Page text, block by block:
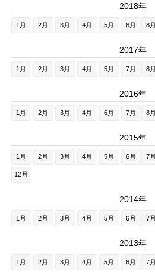
2018年
1月 2月 3月 4月 5月 6月 8月
2017年
1月 2月 3月 4月 5月 7月 8月
2016年
1月 2月 3月 4月 6月 7月 8月
2015年
1月 2月 3月 4月 5月 6月 7月
12月
2014年
1月 2月 3月 4月 5月 6月 7月
2013年
1月 2月 3月 4月 5月 6月 7月